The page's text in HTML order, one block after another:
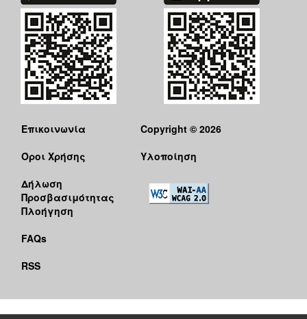
Επικοινωνία
Όροι Χρήσης
Δήλωση
Προσβασιμότητας
Πλοήγηση
FAQs
RSS
Copyright © 2026
Υλοποίηση